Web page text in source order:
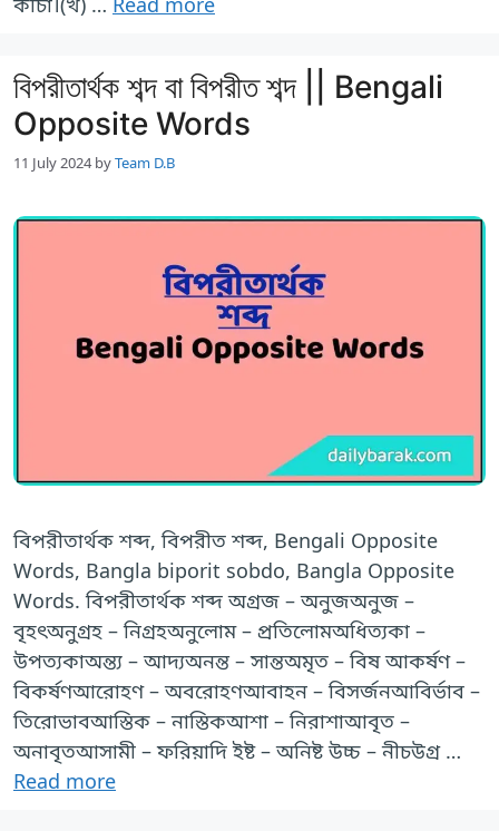
বিপরীতার্থক শব্দ বা বিপরীত শব্দ || Bengali
Opposite Words
11 July 2024 byTeam D.B
বিপরীতার্থক শব্দ, বিপরীত শব্দ, Bengali Opposite
Words, Bangla biporit sobdo, Bangla Opposite
Words. বিপরীতার্থক শব্দ অগ্রজ – অনুজঅনুজ –
বৃহৎঅনুগ্রহ – নিগ্রহঅনুলোম – প্রতিলোমঅধিত্যকা –
উপত্যকাঅন্ত্য – আদ্যঅনন্ত – সান্তঅমৃত – বিষ আকর্ষণ –
বিকর্ষণআরোহণ – অবরোহণআবাহন – বিসর্জনআবির্ভাব –
তিরোভাবআস্তিক – নাস্তিকআশা – নিরাশাআবৃত –
অনাবৃতআসামী – ফরিয়াদি ইষ্ট – অনিষ্ট উচ্চ – নীচউগ্র …
Read more